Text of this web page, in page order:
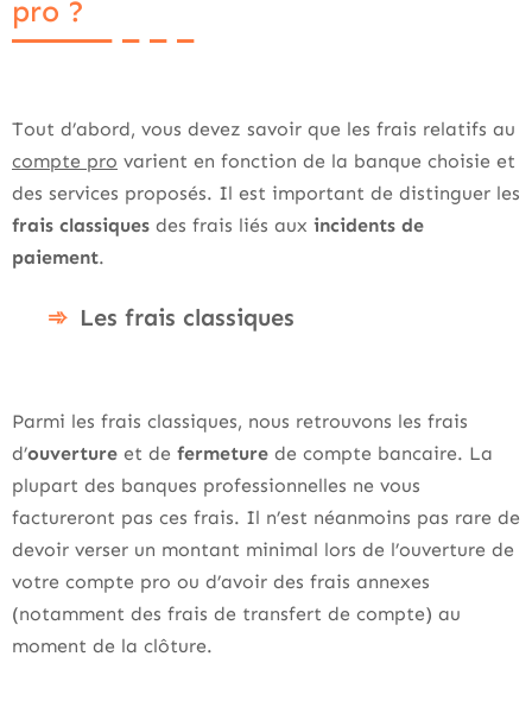
pro ?
Tout d’abord, vous devez savoir que les frais relatifs au
compte pro varient en fonction de la banque choisie et
des services proposés. Il est important de distinguer les
frais classiques des frais liés aux incidents de
paiement.
Les frais classiques
Parmi les frais classiques, nous retrouvons les frais
d’ouverture et de fermeture de compte bancaire. La
plupart des banques professionnelles ne vous
factureront pas ces frais. Il n’est néanmoins pas rare de
devoir verser un montant minimal lors de l’ouverture de
votre compte pro ou d’avoir des frais annexes
(notamment des frais de transfert de compte) au
moment de la clôture.